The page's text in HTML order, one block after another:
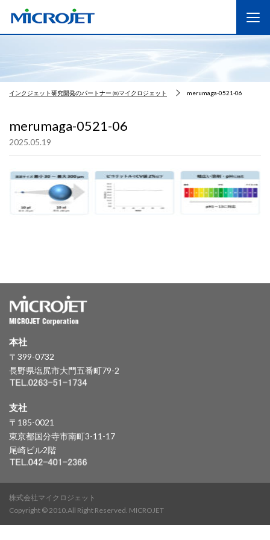
インクジェット研究開発のパートナー ㈱マイクロジェット merumaga-0521-06
merumaga-0521-06
2025.05.19
本社
〒399-0732
長野県塩尻市大門五番町79-2
支社
〒185-0021
東京都国分寺市南町3-11-17
尾崎ビル2階
株式会社マイクロジェット
Copyright © 2010.All Right Reserved. MICROJET